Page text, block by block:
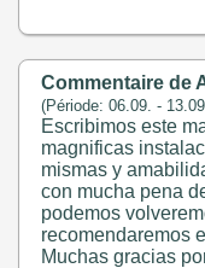
Commentaire de
(Période: 06.09. -
Escribimos este
magnificas
mismas y
con mucha pena
podemos
recomendaremos
Muchas gracias